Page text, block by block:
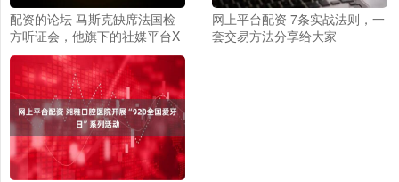
配资的论坛 马斯克缺席法国检
方听证会，他旗下的社媒平台X
被指传播儿童色情和深度伪造内
容，其聊天机器人大打“擦边球”
网上平台配资 7条实战法则，一
套交易方法分享给大家